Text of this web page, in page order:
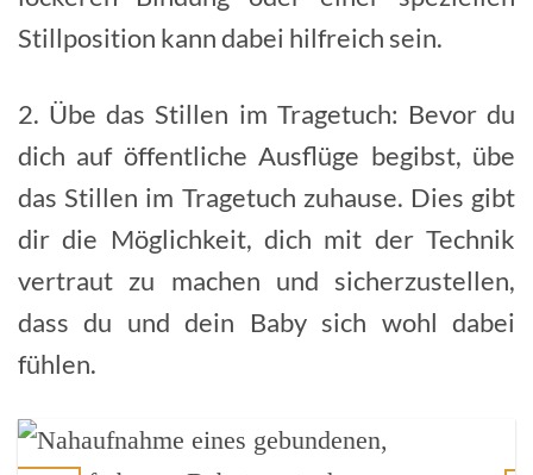
Stillposition kann dabei hilfreich sein.
2. Übe das Stillen im Tragetuch: Bevor du
dich auf öffentliche Ausflüge begibst, übe
das Stillen im Tragetuch zuhause. Dies gibt
dir die Möglichkeit, dich mit der Technik
vertraut zu machen und sicherzustellen,
dass du und dein Baby sich wohl dabei
fühlen.